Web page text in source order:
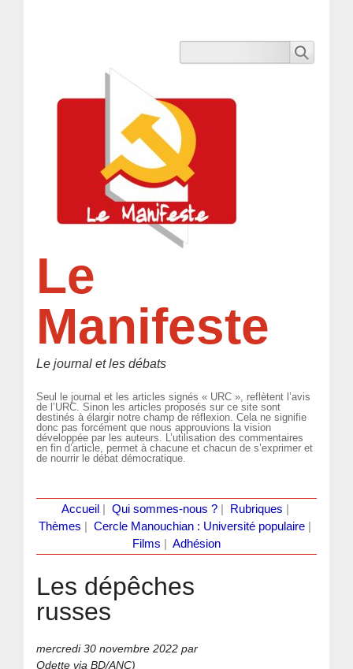
Le
Manifeste
Le journal et les débats
Seul le journal et les articles signés « URC », reflètent l’avis
de l’URC. Sinon les articles proposés sur ce site sont
destinés à élargir notre champ de réflexion. Cela ne signifie
donc pas forcément que nous approuvions la vision
développée par les auteurs. L’utilisation des commentaires
en fin d’article, permet à chacune et chacun de s’exprimer et
de nourrir le débat démocratique.
Accueil Qui sommes-nous ?| Rubriques
Thèmes
Cercle Manouchian : Université populaire
Films
Adhésion
Les dépêches
russes
mercredi 30 novembre 2022 par
Odette via BD/ANC)